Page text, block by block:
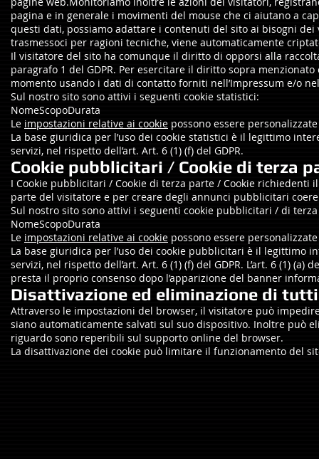
pagina e in generale i movimenti del mouse che ci aiutano a
questi dati, possiamo adattare i contenuti del sito ai bisogni
trasmessoci per ragioni tecniche, viene automaticamente
Il visitatore del sito ha comunque il diritto di opporsi alla
paragrafo 1 del GDPR. Per esercitare il diritto sopra
momento usando i dati di contatto forniti nell’Impressum e/o
Sul nostro sito sono attivi i seguenti cookie statistici:
NomeScopoDurata
Le impostazioni relative ai cookie possono essere
La base giuridica per l’uso dei cookie statistici è il legittimo
servizi, nel rispetto dell’art. Art. 6 (1) (f) del GDPR.
Cookie pubblicitari / Cookie di terza
I Cookie pubblicitari / Cookie di terza parte / Cookie richiedenti
parte del visitatore e per creare degli annunci pubblicitari
Sul nostro sito sono attivi i seguenti cookie pubblicitari / di
NomeScopoDurata
Le impostazioni relative ai cookie possono essere
La base giuridica per l’uso dei cookie pubblicitari è il legittimo
servizi, nel rispetto dell’art. Art. 6 (1) (f) del GDPR. L’art. 6 (1)
presta il proprio consenso dopo l’apparizione del banner
Disattivazione ed eliminazione di
Attraverso le impostazioni del browser, il visitatore può
siano automaticamente salvati sul suo dispositivo. Inoltre può
riguardo sono reperibili sul supporto online del browser.
La disattivazione dei cookie può limitare il funzionamento del